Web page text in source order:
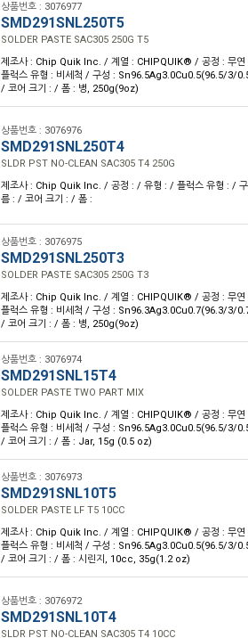
상품번호 : 3076977
SMD291SNL250T5
SOLDER PASTE SAC305 250G T5
제조사 : Chip Quik Inc. / 계열 : CHIPQUIK® / 공정 : 무연
플럭스 유형 : 비세척 / 구성 : Sn96.5Ag3.0Cu0.5(96.5/3/
/ 코어 크기 : / 폼 : 병, 250g(9oz)
상품번호 : 3076976
SMD291SNL250T4
SLDR PST NO-CLEAN SAC305 T4 250G
제조사 : Chip Quik Inc. / 공정 : / 유형 : / 플럭스 유형 : /
름 : / 코어 크기 : / 폼 :
상품번호 : 3076975
SMD291SNL250T3
SOLDER PASTE SAC305 250G T3
제조사 : Chip Quik Inc. / 계열 : CHIPQUIK® / 공정 : 무연
플럭스 유형 : 비세척 / 구성 : Sn96.3Ag3.0Cu0.7(96.3/3/
/ 코어 크기 : / 폼 : 병, 250g(9oz)
상품번호 : 3076974
SMD291SNL15T4
SOLDER PASTE TWO PART MIX
제조사 : Chip Quik Inc. / 계열 : CHIPQUIK® / 공정 : 무연
플럭스 유형 : 비세척 / 구성 : Sn96.5Ag3.0Cu0.5(96.5/3/
/ 코어 크기 : / 폼 : Jar, 15g (0.5 oz)
상품번호 : 3076973
SMD291SNL10T5
SOLDER PASTE LF T5 10CC
제조사 : Chip Quik Inc. / 계열 : CHIPQUIK® / 공정 : 무연
플럭스 유형 : 비세척 / 구성 : Sn96.5Ag3.0Cu0.5(96.5/3/
/ 코어 크기 : / 폼 : 시린지, 10cc, 35g(1.2 oz)
상품번호 : 3076972
SMD291SNL10T4
SLDR PST NO-CLEAN SAC305 T4 10CC